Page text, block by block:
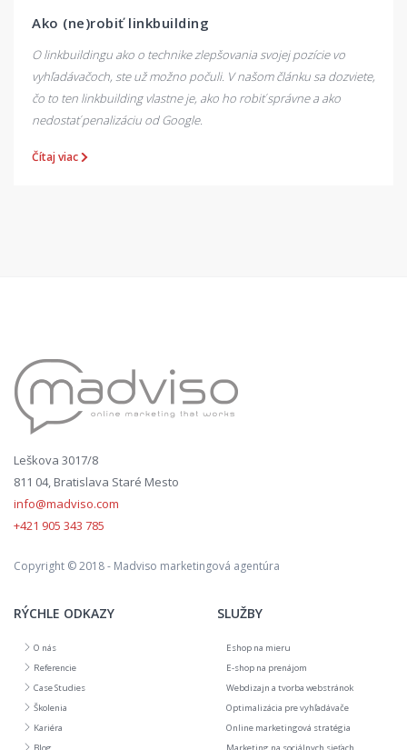
Ako (ne)robiť linkbuilding
O linkbuildingu ako o technike zlepšovania svojej pozície vo
vyhľadávačoch, ste už možno počuli. V našom článku sa dozviete,
čo to ten linkbuilding vlastne je, ako ho robiť správne a ako
nedostať penalizáciu od Google.
Čítaj viac
Leškova 3017/8
811 04, Bratislava Staré Mesto
info@madviso.com
+421 905 343 785
Copyright © 2018 - Madviso marketingová agentúra
RÝCHLE ODKAZY
O nás
Referencie
Case Studies
Školenia
Kariéra
SLUŽBY
Eshop na mieru
E-shop na prenájom
Webdizajn a tvorba webstránok
Optimalizácia pre vyhľadávače
Online marketingová stratégia